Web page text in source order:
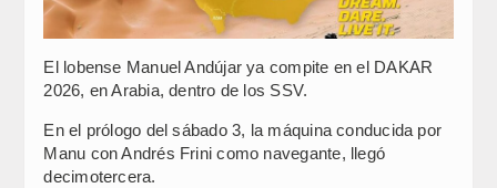
El lobense Manuel Andújar ya compite en el DAKAR
2026, en Arabia, dentro de los SSV.
En el prólogo del sábado 3, la máquina conducida por
Manu con Andrés Frini como navegante, llegó
decimotercera.